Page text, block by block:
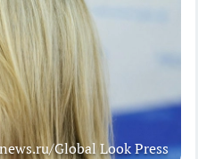
Global Look Press